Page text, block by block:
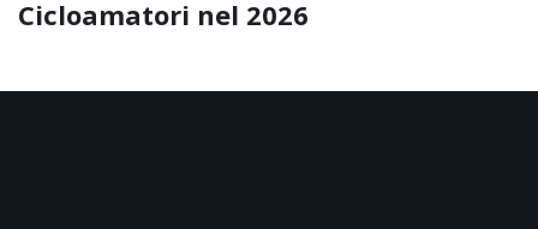
Cicloamatori nel 2026